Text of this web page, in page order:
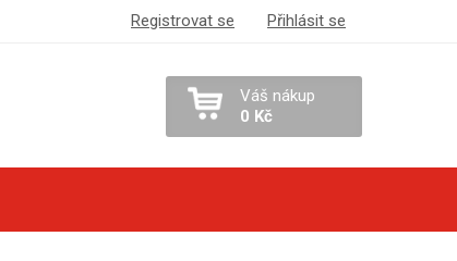
Registrovat se Přihlásit se
Váš nákup
0 Kč